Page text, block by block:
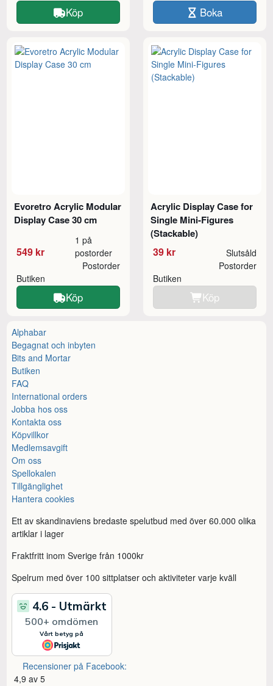
Köp Boka
Evoretro Acrylic Modular
Display Case 30 cm
549 kr
1 på
postorder
Butiken
Postorder
Köp
Acrylic Display Case for
Single Mini-Figures
(Stackable)
39 kr Slutsåld
Butiken
Postorder
Köp
Alphabar
Begagnat och inbyten
Bits and Mortar
Butiken
FAQ
International orders
Jobba hos oss
Kontakta oss
Köpvillkor
Medlemsavgift
Om oss
Spellokalen
Tillgänglighet
Hantera cookies
Ett av skandinaviens bredaste spelutbud med över 60.000 olika
artiklar i lager
Fraktfritt inom Sverige från 1000kr
Spelrum med över 100 sittplatser och aktiviteter varje kväll
Recensioner på Facebook:
4,9 av 5